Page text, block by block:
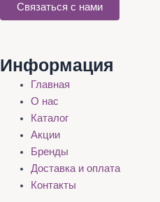
Связаться с нами
Информация
Главная
О нас
Каталог
Акции
Бренды
Доставка и оплата
Контакты